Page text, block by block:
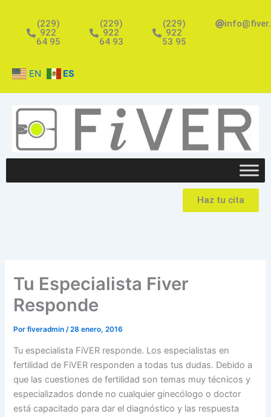
contenido
(229)
922
64 95
(229)
922
64 93
(229)
922
53 95
EN ES
Haz tu cita
Tu Especialista Fiver
Responde
Porfiveradmin /28 enero, 2016
Tu especialista FiVER responde. Los especialistas en
fertilidad de FiVER responden a todas tus dudas. Debido a
que las cuestiones de fertilidad son temas muy técnicos y
especializados donde no cualquier ginecólogo o doctor
está capacitado para dar el diagnóstico y las respuesta